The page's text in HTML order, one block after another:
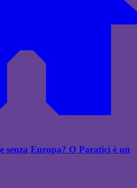
senza Europa? O Paratici è un